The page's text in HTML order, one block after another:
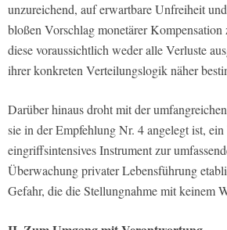
unzureichend, auf erwartbare Unfreiheit
bloßen Vorschlag monetärer Kompensation
diese voraussichtlich weder alle Verluste
ihrer konkreten Verteilungslogik näher
Darüber hinaus droht mit der
sie in der Empfehlung Nr. 4 angelegt ist, ein
eingriffsintensives Instrument zur
Überwachung privater Lebensführung
Gefahr, die die Stellungnahme mit keinem